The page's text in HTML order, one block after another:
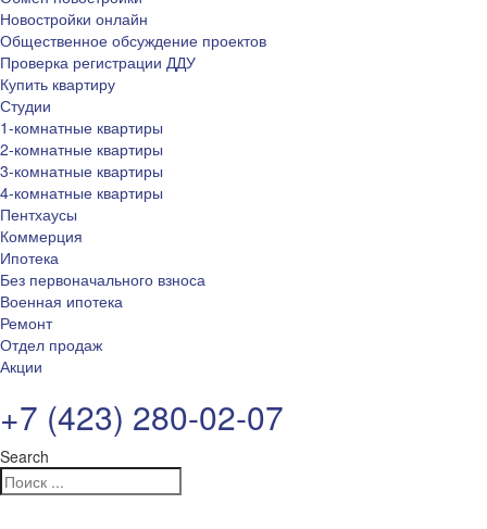
Новостройки онлайн
Общественное обсуждение проектов
Проверка регистрации ДДУ
Купить квартиру
Студии
1-комнатные квартиры
2-комнатные квартиры
3-комнатные квартиры
4-комнатные квартиры
Пентхаусы
Коммерция
Ипотека
Без первоначального взноса
Военная ипотека
Ремонт
Отдел продаж
Акции
+7 (423) 280-02-07
Search